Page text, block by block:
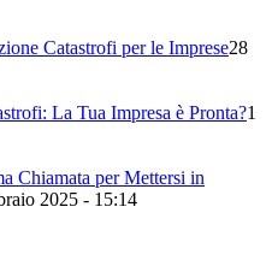
Catastrofi per le Imprese28
La Tua Impresa è Pronta?1
Chiamata per Mettersi in
2025 - 15:14